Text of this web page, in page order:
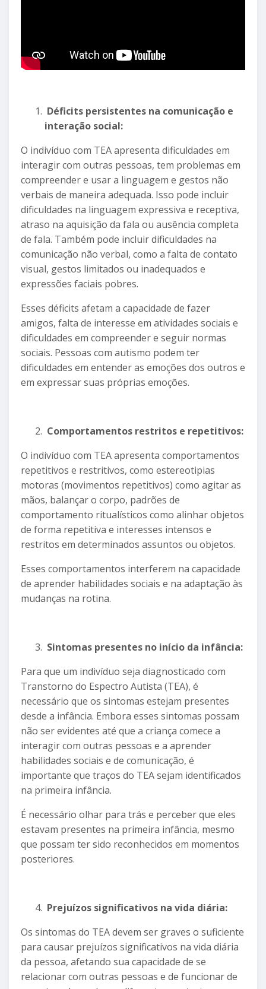
Déficits persistentes na comunicação e
interação social:
O indivíduo com TEA apresenta dificuldades em
interagir com outras pessoas, tem problemas em
compreender e usar a linguagem e gestos não
verbais de maneira adequada. Isso pode incluir
dificuldades na linguagem expressiva e receptiva,
atraso na aquisição da fala ou ausência completa
de fala. Também pode incluir dificuldades na
comunicação não verbal, como a falta de contato
visual, gestos limitados ou inadequados e
expressões faciais pobres.
Esses déficits afetam a capacidade de fazer
amigos, falta de interesse em atividades sociais e
dificuldades em compreender e seguir normas
sociais. Pessoas com autismo podem ter
dificuldades em entender as emoções dos outros e
em expressar suas próprias emoções.
Comportamentos restritos e repetitivos:
O indivíduo com TEA apresenta comportamentos
repetitivos e restritivos, como estereotipias
motoras (movimentos repetitivos) como agitar as
mãos, balançar o corpo, padrões de
comportamento ritualísticos como alinhar objetos
de forma repetitiva e interesses intensos e
restritos em determinados assuntos ou objetos.
Esses comportamentos interferem na capacidade
de aprender habilidades sociais e na adaptação às
mudanças na rotina.
Sintomas presentes no início da infância:
Para que um indivíduo seja diagnosticado com
Transtorno do Espectro Autista (TEA), é
necessário que os sintomas estejam presentes
desde a infância. Embora esses sintomas possam
não ser evidentes até que a criança comece a
interagir com outras pessoas e a aprender
habilidades sociais e de comunicação, é
importante que traços do TEA sejam identificados
na primeira infância.
É necessário olhar para trás e perceber que eles
estavam presentes na primeira infância, mesmo
que possam ter sido reconhecidos em momentos
posteriores.
Prejuízos significativos na vida diária:
Os sintomas do TEA devem ser graves o suficiente
para causar prejuízos significativos na vida diária
da pessoa, afetando sua capacidade de se
relacionar com outras pessoas e de funcionar de